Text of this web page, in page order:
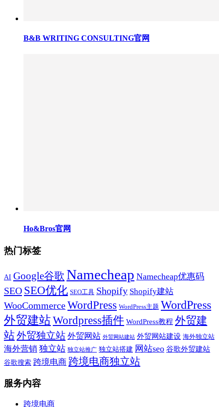
B&B WRITING CONSULTING官网
Ho&Bros官网
热门标签
AI Google谷歌 Namecheap Namecheap优惠码
SEO SEO优化 SEO工具 Shopify Shopify建站
WooCommerceWordPress WordPress主题 WordPress
外贸建站Wordpress插件 WordPress教程 外贸建
站外贸独立站 外贸网站 外贸网站建站 外贸网站建设 海外独立站
海外营销 独立站 独立站推广 独立站搭建 网站seo 谷歌外贸建站
谷歌搜索 跨境电商 跨境电商独立站
服务内容
跨境电商